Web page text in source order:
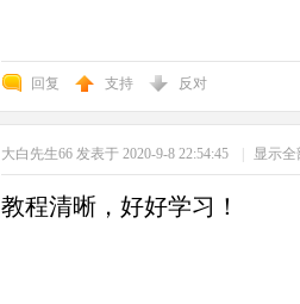
回复 支持 反对
大白先生66 发表于 2020-9-8 22:54:45 | 显示
教程清晰，好好学习！